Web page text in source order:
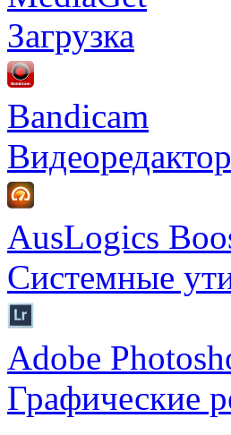
Загрузка
Bandicam
AusLogics
Системные
Adobe
Графические